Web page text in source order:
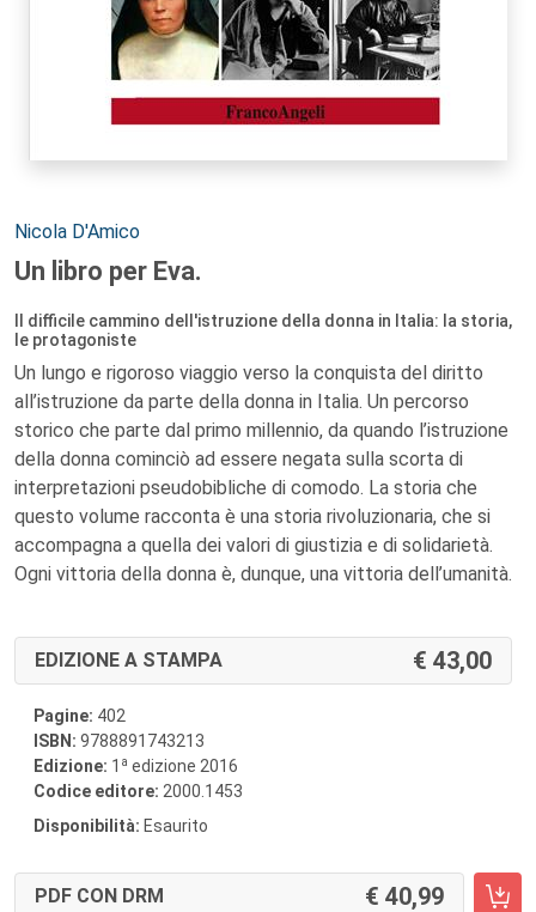
Autori:
Nicola D'Amico
Un libro per Eva.
Il difficile cammino dell'istruzione della donna in Italia: la storia,
le protagoniste
Un lungo e rigoroso viaggio verso la conquista del diritto
all’istruzione da parte della donna in Italia. Un percorso
storico che parte dal primo millennio, da quando l’istruzione
della donna cominciò ad essere negata sulla scorta di
interpretazioni pseudobibliche di comodo. La storia che
questo volume racconta è una storia rivoluzionaria, che si
accompagna a quella dei valori di giustizia e di solidarietà.
Ogni vittoria della donna è, dunque, una vittoria dell’umanità.
EDIZIONE A STAMPA 43,00
Pagine: 402
ISBN: 9788891743213
Edizione: 1 a edizione 2016
Codice editore: 2000.1453
Disponibilità: Esaurito
PDF CON DRM 40,99